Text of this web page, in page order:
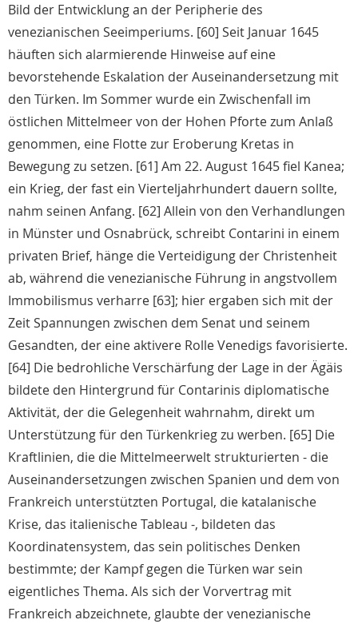
Bild der Entwicklung an der Peripherie des
venezianischen Seeimperiums. [60] Seit Januar 1645
häuften sich alarmierende Hinweise auf eine
bevorstehende Eskalation der Auseinandersetzung mit
den Türken. Im Sommer wurde ein Zwischenfall im
östlichen Mittelmeer von der Hohen Pforte zum Anlaß
genommen, eine Flotte zur Eroberung Kretas in
Bewegung zu setzen. [61] Am 22. August 1645 fiel Kanea;
ein Krieg, der fast ein Vierteljahrhundert dauern sollte,
nahm seinen Anfang. [62] Allein von den Verhandlungen
in Münster und Osnabrück, schreibt Contarini in einem
privaten Brief, hänge die Verteidigung der Christenheit
ab, während die venezianische Führung in angstvollem
Immobilismus verharre [63]; hier ergaben sich mit der
Zeit Spannungen zwischen dem Senat und seinem
Gesandten, der eine aktivere Rolle Venedigs favorisierte.
[64] Die bedrohliche Verschärfung der Lage in der Ägäis
bildete den Hintergrund für Contarinis diplomatische
Aktivität, der die Gelegenheit wahrnahm, direkt um
Unterstützung für den Türkenkrieg zu werben. [65] Die
Kraftlinien, die die Mittelmeerwelt strukturierten - die
Auseinandersetzungen zwischen Spanien und dem von
Frankreich unterstützten Portugal, die katalanische
Krise, das italienische Tableau -, bildeten das
Koordinatensystem, das sein politisches Denken
bestimmte; der Kampf gegen die Türken war sein
eigentliches Thema. Als sich der Vorvertrag mit
Frankreich abzeichnete, glaubte der venezianische